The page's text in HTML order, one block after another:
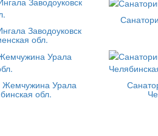
Заводоуковск
обл.
Жемчужина Урала
обл.